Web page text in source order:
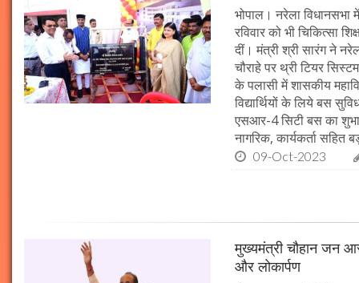
भोपाल। नरेला विधानसभा
रविवार को भी चिकित्सा
दीं। मंत्री श्री सारंग ने
चौराहे पर थ्री टियर
के पलासी में शासकीय
विद्यार्थियों के लिये बस
एसआर-4 सिटी बस का
नागरिक, कार्यकर्ता सहित
09-Oct-2023
मुख्यमंत्री चौहान जन
और लोकार्पण